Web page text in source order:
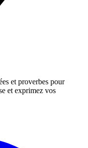
et proverbes pour
et exprimez vos